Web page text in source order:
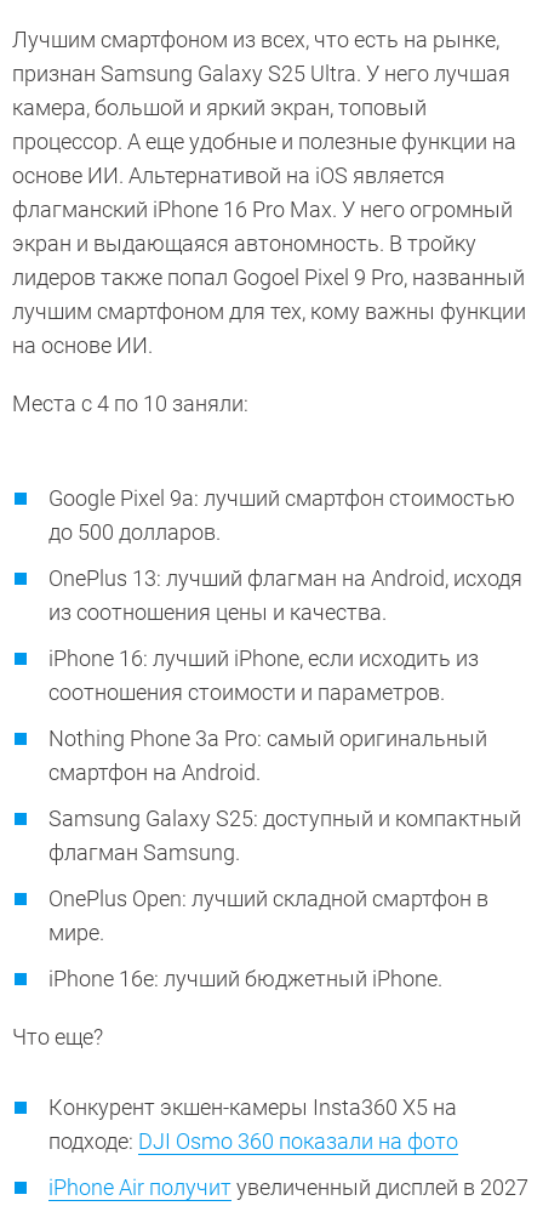
Лучшим смартфоном из всех, что есть на рынке,
признан Samsung Galaxy S25 Ultra. У него лучшая
камера, большой и яркий экран, топовый
процессор. А еще удобные и полезные функции на
основе ИИ. Альтернативой на iOS является
флагманский iPhone 16 Pro Max. У него огромный
экран и выдающаяся автономность. В тройку
лидеров также попал Gogoel Pixel 9 Pro, названный
лучшим смартфоном для тех, кому важны функции
на основе ИИ.
Места с 4 по 10 заняли:
Google Pixel 9a: лучший смартфон стоимостью
до 500 долларов.
OnePlus 13: лучший флагман на Android, исходя
из соотношения цены и качества.
iPhone 16: лучший iPhone, если исходить из
соотношения стоимости и параметров.
Nothing Phone 3a Pro: самый оригинальный
смартфон на Android.
Samsung Galaxy S25: доступный и компактный
флагман Samsung.
OnePlus Open: лучший складной смартфон в
мире.
iPhone 16e: лучший бюджетный iPhone.
Что еще?
Конкурент экшен-камеры Insta360 X5 на
подходе: DJI Osmo 360 показали на фото
iPhone Air получитувеличенный дисплей в 2027